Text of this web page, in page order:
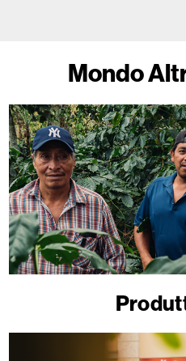
Mondo